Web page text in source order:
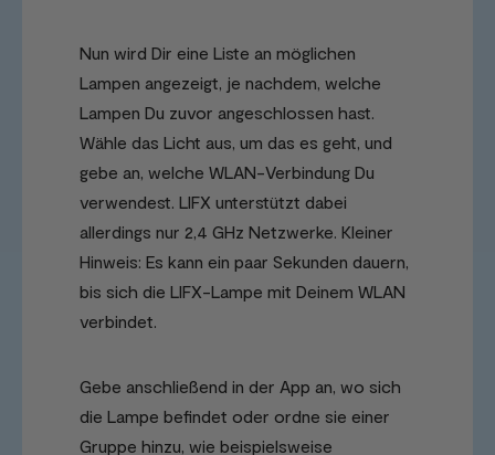
Nun wird Dir eine Liste an möglichen
Lampen angezeigt, je nachdem, welche
Lampen Du zuvor angeschlossen hast.
Wähle das Licht aus, um das es geht, und
gebe an, welche WLAN-Verbindung Du
verwendest. LIFX unterstützt dabei
allerdings nur 2,4 GHz Netzwerke. Kleiner
Hinweis: Es kann ein paar Sekunden dauern,
bis sich die LIFX-Lampe mit Deinem WLAN
verbindet.
Gebe anschließend in der App an, wo sich
die Lampe befindet oder ordne sie einer
Gruppe hinzu, wie beispielsweise